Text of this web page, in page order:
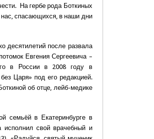
На гербе рода Боткиных
нас, спасающихся, в наши дни
десятилетий после развала
Евгения Сергеевича –
в России в 2008 году в
Царя» под его редакцией.
об отце, лейб-медике
семьёй в Екатеринбурге в
свой врачебный и